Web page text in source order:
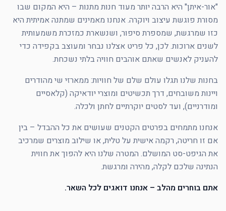
"אור-איתן" היא הרבה יותר מעוד חנות מתנות – היא המקום שבו
מסורת פוגשת עיצוב ויוקרה. אנחנו מאמינים שמתנה אמיתית היא
כזו שמרגשת, שמספרת סיפור, ושנשארת כמזכרת משמעותית
לשנים ארוכות. לכן, כל פריט אצלנו נבחר ומעוצב בקפידה כדי
להעניק לאנשים שאתם אוהבים חוויה בלתי נשכחת.
בחנות שלנו תגלו עולם שלם של חוויות: ממארזי שי מהודרים
ויינות משובחים, דרך תכשיטים ומוצרי יודאיקה (קלאסיים
ומודרניים), ועד לסטים יוקרתיים לחתן ולכלה.
אנחנו מתמחים בפרטים הקטנים שעושים את כל ההבדל – בין
אם זו חריטה, רקמה אישית על טלית, או שילוב מוצרים שמרכיב
את הגיפט-סט המושלם. המטרה שלנו היא להפוך את חווית
הנתינה שלכם לקלה, מהירה ומרגשת.
אתם בוחרים מהלב – אנחנו דואגים לכל השאר.